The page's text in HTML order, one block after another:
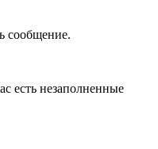
сообщение.
есть незаполненные